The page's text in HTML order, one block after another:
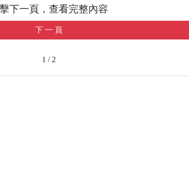
下一頁，查看完整內容
下 一 頁
1 / 2